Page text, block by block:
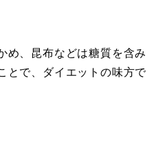
め、昆布などは糖質を含み
とで、ダイエットの味方で